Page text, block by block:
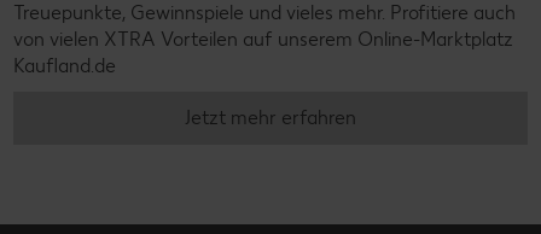
Treuepunkte, Gewinnspiele und vieles mehr. Profitiere auch
von vielen XTRA Vorteilen auf unserem Online-Marktplatz
Kaufland.de
Jetzt mehr erfahren